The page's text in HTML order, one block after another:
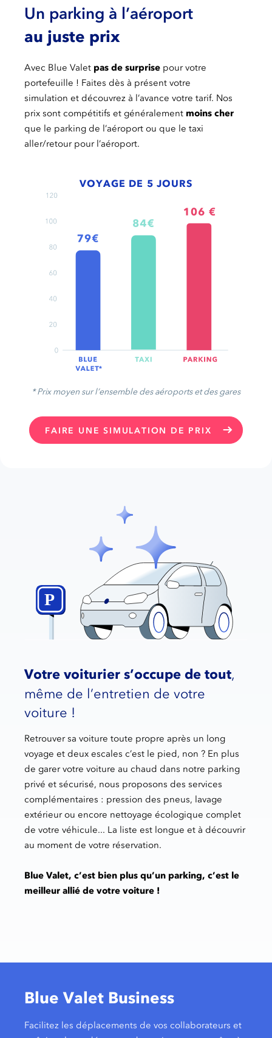
Un parking à l’aéroport
au juste prix
Avec Blue Valet pas de surprise pour votre
portefeuille ! Faites dès à présent votre
simulation et découvrez à l’avance votre tarif. Nos
prix sont compétitifs et généralement moins cher
que le parking de l’aéroport ou que le taxi
aller/retour pour l’aéroport.
VOYAGE DE 5 JOURS
FAIRE UNE SIMULATION DE PRIX
* Prix moyen sur l’ensemble des aéroports et des gares
Votre voiturier s’occupe de tout,
même de l’entretien de votre
voiture !
Retrouver sa voiture toute propre après un long
voyage et deux escales c’est le pied, non ? En plus
de garer votre voiture au chaud dans notre parking
privé et sécurisé, nous proposons des services
complémentaires : pression des pneus, lavage
extérieur ou encore nettoyage écologique complet
de votre véhicule... La liste est longue et à découvrir
au moment de votre réservation.
Blue Valet, c’est bien plus qu’un parking, c’est le
meilleur allié de votre voiture !
Blue Valet Business
Facilitez les déplacements de vos collaborateurs et